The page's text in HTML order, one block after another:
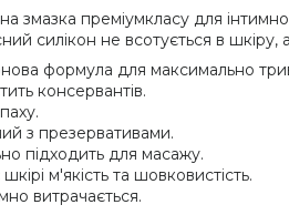
змазка преміумкласу для
силікон не всотується в
формула для максимально
консервантів.
з презервативами.
підходить для масажу.
м'якість та шовковистість.
витрачається.